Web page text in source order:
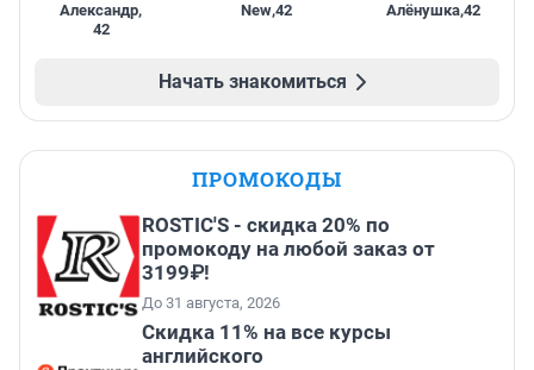
Александр,
42
New,42 Алёнушка,42
Начать знакомиться
ПРОМОКОДЫ
ROSTIC'S - скидка 20% по
промокоду на любой заказ от
3199₽!
До 31 августа, 2026
Скидка 11% на все курсы
английского